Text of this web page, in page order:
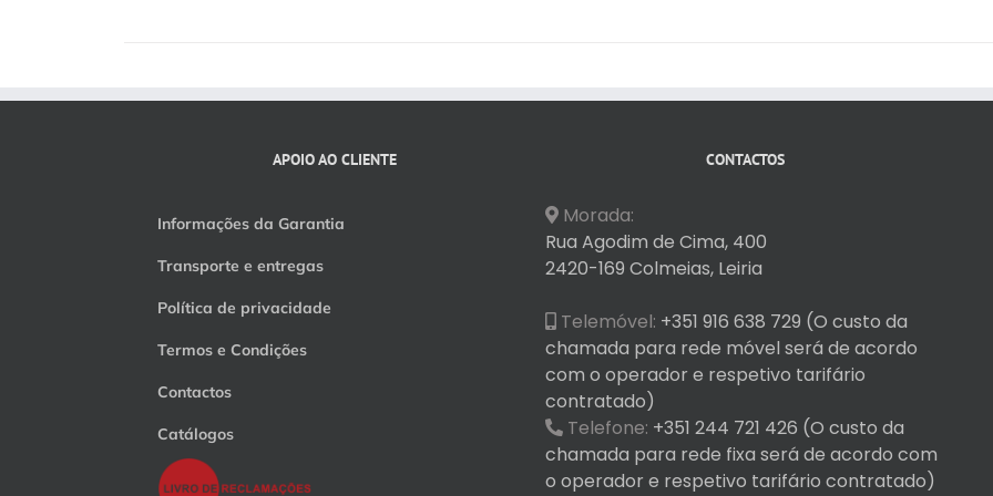
APOIO AO CLIENTE
Informações da Garantia
Transporte e entregas
Política de privacidade
Termos e Condições
Contactos
Catálogos
CONTACTOS
Morada:
Rua Agodim de Cima, 400
2420-169 Colmeias, Leiria
Telemóvel: +351 916 638 729 (O custo da
chamada para rede móvel será de acordo
com o operador e respetivo tarifário
contratado)
Telefone: +351 244 721 426 (O custo da
chamada para rede fixa será de acordo com
o operador e respetivo tarifário contratado)